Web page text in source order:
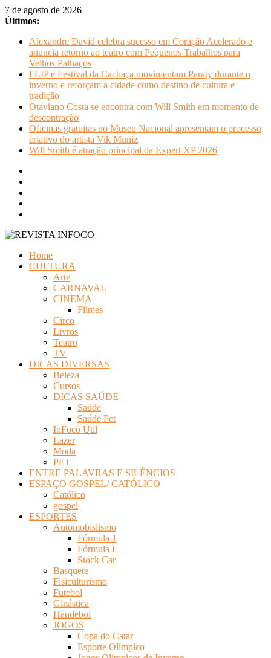
Pular
para
conteúdo
7 de agosto de 2026
Últimos:
Alexandre David celebra sucesso em Coração Acelerado e
anuncia retorno ao teatro com Pequenos Trabalhos para
Velhos Palhaços
FLIP e Festival da Cachaça movimentam Paraty durante o
inverno e reforçam a cidade como destino de cultura e
tradição
Otaviano Costa se encontra com Will Smith em momento de
descontração
Oficinas gratuitas no Museu Nacional apresentam o processo
criativo do artista Vik Muniz
Will Smith é atração principal da Expert XP 2026
INFOCO
Home
CULTURA
Arte
CARNAVAL
CINEMA
Filmes
Circo
Livros
Teatro
TV
DICAS DIVERSAS
Beleza
Cursos
DICAS SAÚDE
Saúde
Saúde Pet
InFoco Útil
Lazer
Moda
PET
ENTRE PALAVRAS E SILÊNCIOS
ESPAÇO GOSPEL/ CATÓLICO
Católico
gospel
ESPORTES
Automobislismo
Fórmula 1
Fórmula E
Stock Car
Basquete
Fisiculturismo
Futebol
Ginástica
Handebol
JOGOS
Copa do Catar
Esporte Olímpico